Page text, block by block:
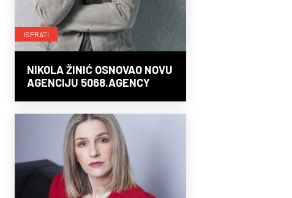
ISPRATI
NIKOLA ŽINIĆ OSNOVAO NOVU
AGENCIJU 5068.AGENCY